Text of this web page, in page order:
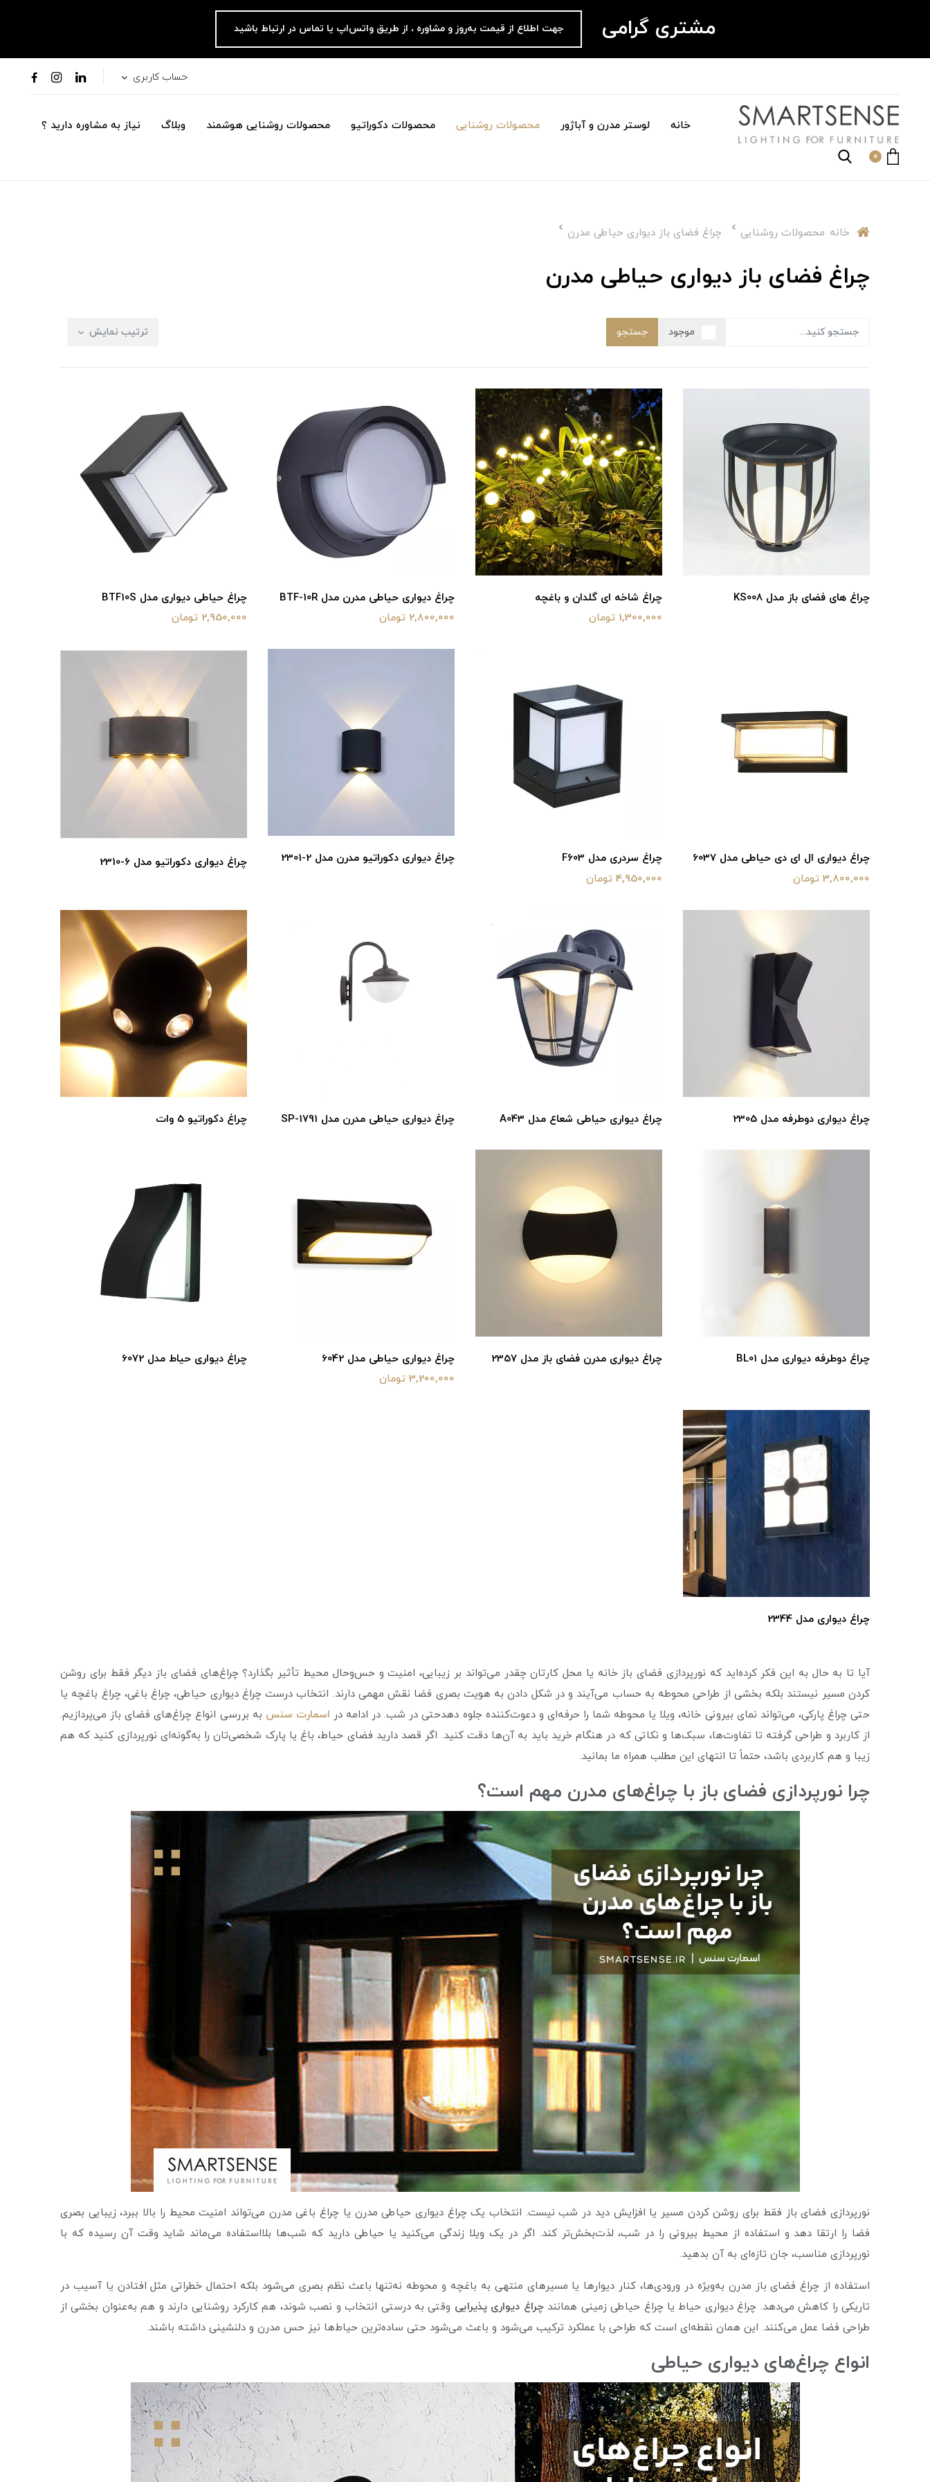
مشتری گرامی جهت اطلاع از قیمت به‌روز و مشاوره ، از طریق واتس‌اپ یا تماس در ارتباط باشید
حساب کاربری
خانه لوستر مدرن و آباژور محصولات روشنایی محصولات دکوراتیو محصولات روشنایی هوشمند وبلاگ نیاز به مشاوره دارید ؟
0
خانه محصولات روشنایی چراغ فضای باز دیواری حیاطی مدرن
چراغ فضای باز دیواری حیاطی مدرن
موجود جستجو ترتیب نمایش
چراغ های فضای باز مدل KS008
چراغ شاخه ای گلدان و باغچه
1,300,000 تومان
چراغ دیواری حیاطی مدرن مدل BTF-10R
2,800,000 تومان
چراغ حیاطی دیواری مدل BTF10S
2,950,000 تومان
چراغ دیواری ال ای دی حیاطی مدل 6037
3,800,000 تومان
چراغ سردری مدل F603
4,950,000 تومان
چراغ دیواری دکوراتیو مدرن مدل 2-2301 چراغ دیواری دکوراتیو مدل 6-2310
چراغ دیواری دوطرفه مدل 2305 چراغ دیواری حیاطی شعاع مدل A043 چراغ دیواری حیاطی مدرن مدل SP-1791 چراغ دکوراتیو 5 وات
چراغ دوطرفه دیواری مدل BL01 چراغ دیواری مدرن فضای باز مدل 2357
چراغ دیواری حیاطی مدل 6042
3,200,000 تومان
چراغ دیواری حیاط مدل 6072
چراغ دیواری مدل 2344
آیا تا به حال به این فکر کرده‌اید که نورپردازی فضای باز خانه یا محل کارتان چقدر می‌تواند بر زیبایی، امنیت و حس‌وحال محیط تأثیر بگذارد؟ چراغ‌های فضای باز دیگر فقط برای روشن
کردن مسیر نیستند بلکه بخشی از طراحی محوطه به حساب می‌آیند و در شکل دادن به هویت بصری فضا نقش مهمی دارند. انتخاب درست چراغ دیواری حیاطی، چراغ باغی، چراغ باغچه یا
حتی چراغ پارکی، می‌تواند نمای بیرونی خانه، ویلا یا محوطه شما را حرفه‌ای و دعوت‌کننده جلوه دهدحتی در شب. در ادامه در اسمارت سنس به بررسی انواع چراغ‌های فضای باز می‌پردازیم.
از کاربرد و طراحی گرفته تا تفاوت‌ها، سبک‌ها و نکاتی که در هنگام خرید باید به آن‌ها دقت کنید. اگر قصد دارید فضای حیاط، باغ یا پارک شخصی‌تان را به‌گونه‌ای نورپردازی کنید که هم
زیبا و هم کاربردی باشد، حتماً تا انتهای این مطلب همراه ما بمانید.
چرا نورپردازی فضای باز با چراغ‌های مدرن مهم است؟
نورپردازی فضای باز فقط برای روشن کردن مسیر یا افزایش دید در شب نیست. انتخاب یک چراغ دیواری حیاطی مدرن یا چراغ باغی مدرن می‌تواند امنیت محیط را بالا ببرد، زیبایی بصری
فضا را ارتقا دهد و استفاده از محیط بیرونی را در شب، لذت‌بخش‌تر کند. اگر در یک ویلا زندگی می‌کنید یا حیاطی دارید که شب‌ها بلااستفاده می‌ماند شاید وقت آن رسیده که با
نورپردازی مناسب، جان تازه‌ای به آن بدهید.
استفاده از چراغ فضای باز مدرن به‌ویژه در ورودی‌ها، کنار دیوارها یا مسیرهای منتهی به باغچه و محوطه نه‌تنها باعث نظم بصری می‌شود بلکه احتمال خطراتی مثل افتادن یا آسیب در
تاریکی را کاهش می‌دهد. چراغ دیواری حیاط یا چراغ حیاطی زمینی همانندچراغ دیواری پذیرایی وقتی به درستی انتخاب و نصب شوند، هم کارکرد روشنایی دارند و هم به‌عنوان بخشی از
طراحی فضا عمل می‌کنند. این همان نقطه‌ای است که طراحی با عملکرد ترکیب می‌شود و باعث می‌شود حتی ساده‌ترین حیاط‌ها نیز حس مدرن و دلنشینی داشته باشند.
انواع چراغ‌های دیواری حیاطی